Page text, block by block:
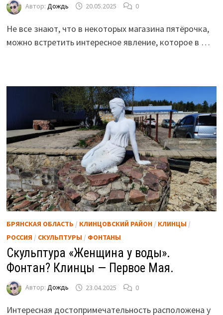
Автор: Дождь 20.05.2025 0
Не все знают, что в некоторых магазина пятёрочка,
можно встретить интересное явление, которое в …
БРЯНСКАЯ ОБЛАСТЬ / КЛИНЦОВСКИЙ РАЙОН/ КЛИНЦЫ /
РОССИЯ / СКУЛЬПТУРЫ / ФОНТАНЫ
Скульптура «Женщина у воды».
Фонтан? Клинцы — Первое Мая.
Автор: Дождь 23.04.2025 0
Интересная достопримечательность расположена у